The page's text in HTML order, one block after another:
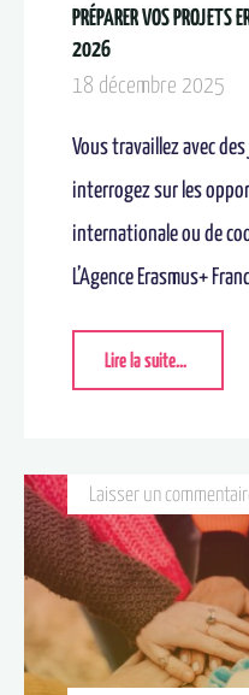
PRÉPARER VOS PROJETS
2026
18 décembre 2025
Vous travaillez avec
interrogez sur les
internationale ou de
L’Agence Erasmus+
Lire la suite...
Laisser un